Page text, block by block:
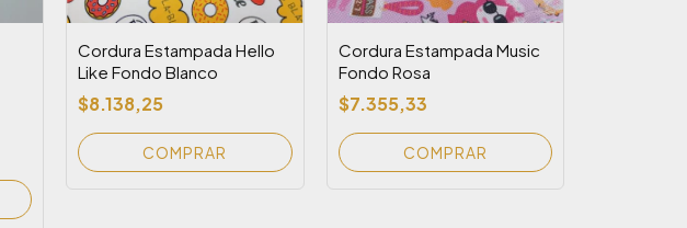
Cordura Estampada Hello
Like Fondo Blanco
$8.138,25
Cordura Estampada Music
Fondo Rosa
$7.355,33